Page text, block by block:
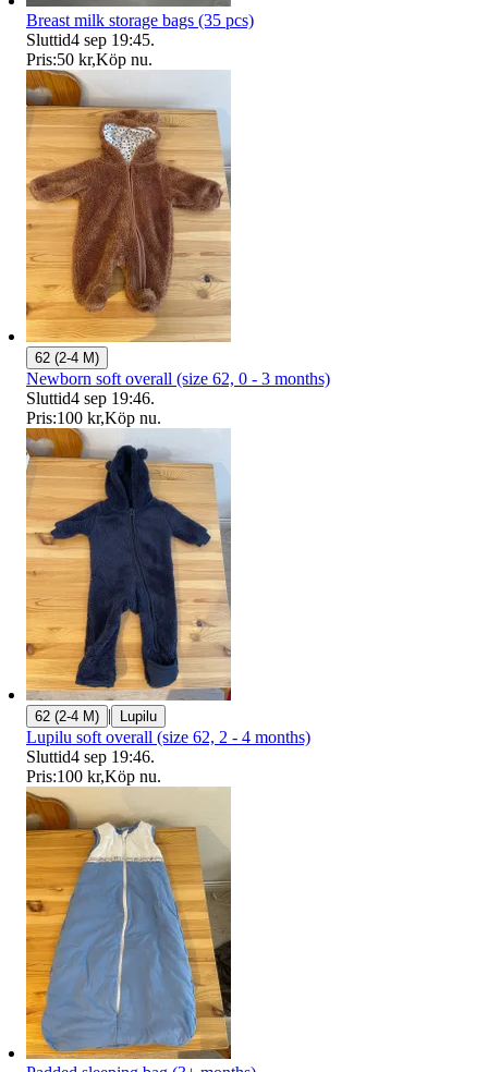
Breast milk storage bags (35 pcs)
Sluttid4 sep 19:45.
Pris:50 kr,Köp nu.
62 (2-4 M)
Newborn soft overall (size 62, 0 - 3 months)
Sluttid4 sep 19:46.
Pris:100 kr,Köp nu.
62 (2-4 M) | Lupilu
Lupilu soft overall (size 62, 2 - 4 months)
Sluttid4 sep 19:46.
Pris:100 kr,Köp nu.